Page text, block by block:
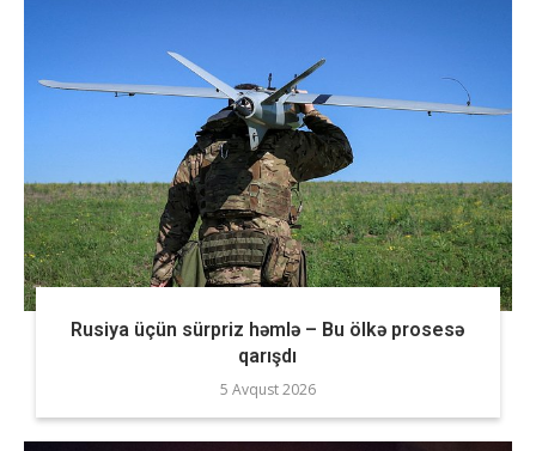
Rusiya üçün sürpriz həmlə – Bu ölkə prosesə
qarışdı
5 Avqust 2026